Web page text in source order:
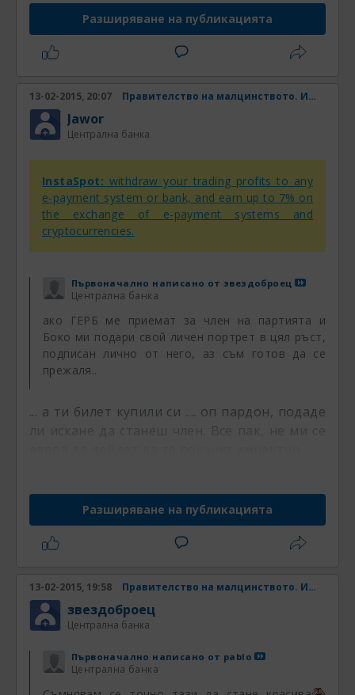
Разширяване на публикацията
13-02-2015, 20:07 Правителство на малцинството. Има ли шанс? Част 31
Jawor
Централна банка
InstaSpot: withdraw your trading profits to any
e-payment system or bank, and earn up to 7% on
the exchange of e-payment systems and
cryptocurrencies.
Първоначално написано от звездоброец
Централна банка
ако ГЕРБ ме приемат за член на партията и
Боко ми подари свой личен портрет в цял ръст,
подписан лично от него, аз съм готов да се
прежаля..
... а ти билет купили си .... оп пардон, подаде
ли искане да станеш член. Все пак, не ми се
Разширяване на публикацията
13-02-2015, 19:58 Правителство на малцинството. Има ли шанс? Част 31
звездоброец
Централна банка
Първоначално написано от pablo
Централна банка